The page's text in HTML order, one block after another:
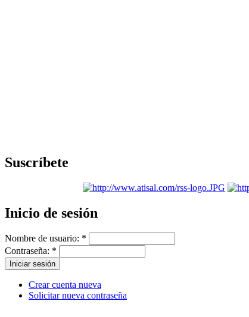
Suscríbete
Inicio de sesión
Nombre de usuario: *
Contraseña: *
Crear cuenta nueva
Solicitar nueva contraseña